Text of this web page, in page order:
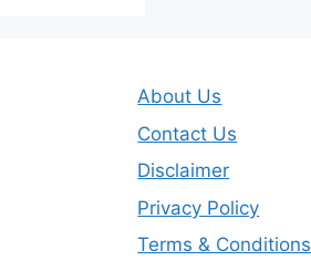
About Us
Contact Us
Disclaimer
Privacy Policy
Terms & Conditions